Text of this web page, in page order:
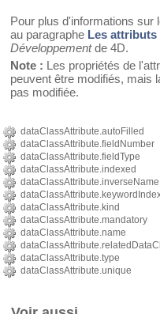
Pour plus d'informations sur
au paragraphe Les attributs
Développementde 4D.
Note : Les propriétés de
peuvent être modifiés, mais
pas modifiée.
dataClassAttribute.autoFilled
dataClassAttribute.fieldNumber
dataClassAttribute.fieldType
dataClassAttribute.indexed
dataClassAttribute.inverseName
dataClassAttribute.kind
dataClassAttribute.mandatory
dataClassAttribute.name
dataClassAttribute.type
dataClassAttribute.unique